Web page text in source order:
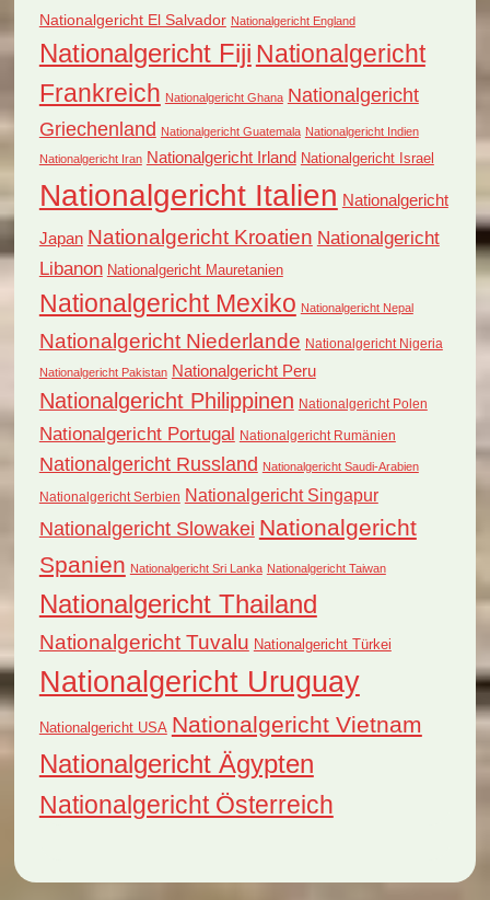
Nationalgericht El Salvador Nationalgericht England
Nationalgericht Fiji Nationalgericht
Frankreich Nationalgericht Ghana Nationalgericht
Griechenland Nationalgericht Guatemala Nationalgericht Indien
Nationalgericht Iran Nationalgericht Irland Nationalgericht Israel
Nationalgericht Italien Nationalgericht
Japan Nationalgericht Kroatien Nationalgericht
Libanon Nationalgericht Mauretanien
Nationalgericht Mexiko Nationalgericht Nepal
Nationalgericht Niederlande Nationalgericht Nigeria
Nationalgericht Pakistan Nationalgericht Peru
Nationalgericht Philippinen Nationalgericht Polen
Nationalgericht Portugal Nationalgericht Rumänien
Nationalgericht Russland Nationalgericht Saudi-Arabien
Nationalgericht Serbien Nationalgericht Singapur
Nationalgericht Slowakei Nationalgericht
Spanien Nationalgericht Sri Lanka Nationalgericht Taiwan
Nationalgericht Thailand
Nationalgericht Tuvalu Nationalgericht Türkei
Nationalgericht Uruguay
Nationalgericht USA Nationalgericht Vietnam
Nationalgericht Ägypten
Nationalgericht Österreich